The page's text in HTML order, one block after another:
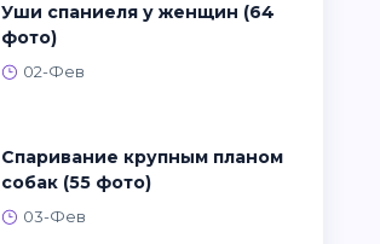
Уши спаниеля у женщин (64
фото)
02-Фев
Спаривание крупным планом
собак (55 фото)
03-Фев